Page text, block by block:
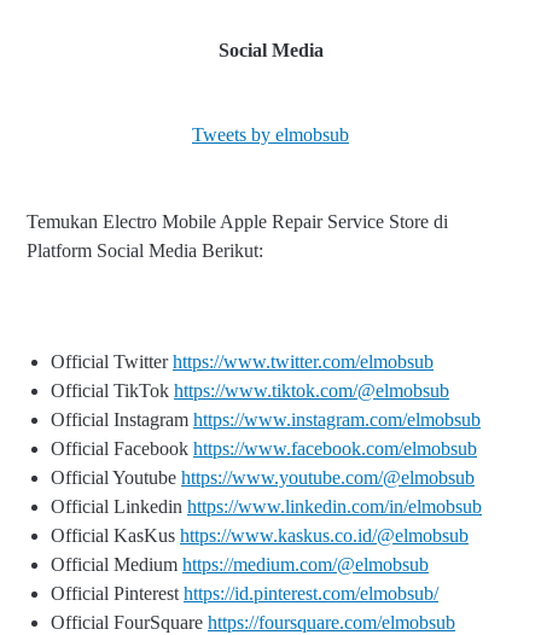
Social Media
Tweets by elmobsub
Temukan Electro Mobile Apple Repair Service Store di
Platform Social Media Berikut:
Official Twitterhttps://www.twitter.com/elmobsub
Official TikTok https://www.tiktok.com/@elmobsub
Official Instagram https://www.instagram.com/elmobsub
Official Facebook https://www.facebook.com/elmobsub
Official Youtube https://www.youtube.com/@elmobsub
Official Linkedin https://www.linkedin.com/in/elmobsub
Official KasKus https://www.kaskus.co.id/@elmobsub
Official Medium https://medium.com/@elmobsub
Official Pinterest https://id.pinterest.com/elmobsub/
Official FourSquare https://foursquare.com/elmobsub